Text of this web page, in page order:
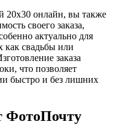
20х30 онлайн, вы также
своего заказа,
актуально для
как свадьбы или
заказа
что позволяет
быстро и без лишних
ФотоПочту